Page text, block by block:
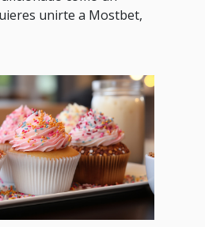
unirte a Mostbet,